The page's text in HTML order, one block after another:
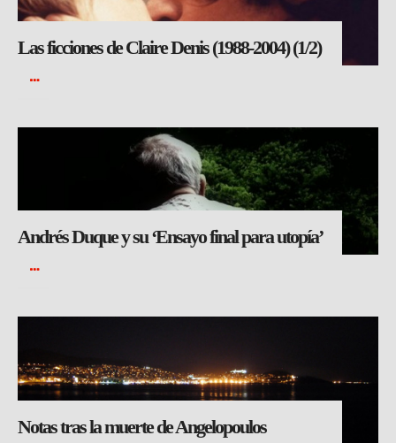
Las ficciones de Claire Denis (1988-2004) (1/2)
Andrés Duque y su ‘Ensayo final para utopía’
Notas tras la muerte de Angelopoulos